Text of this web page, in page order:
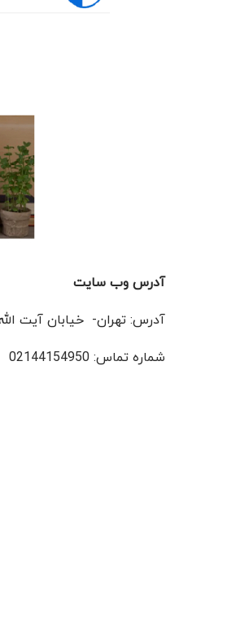
آدرس وب سایت
آدرس: تهران- خیابان آیت
شماره تماس: 02144154950